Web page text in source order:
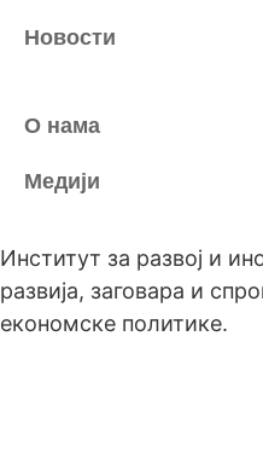
Новости
О нама
Медији
Институт за развој и
развија, заговара и
економске политике.